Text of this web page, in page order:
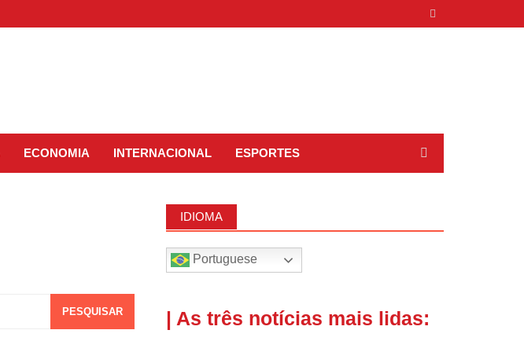
ECONOMIA INTERNACIONAL ESPORTES
IDIOMA
Portuguese
| As três notícias mais lidas: